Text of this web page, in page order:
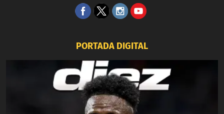
PORTADA DIGITAL